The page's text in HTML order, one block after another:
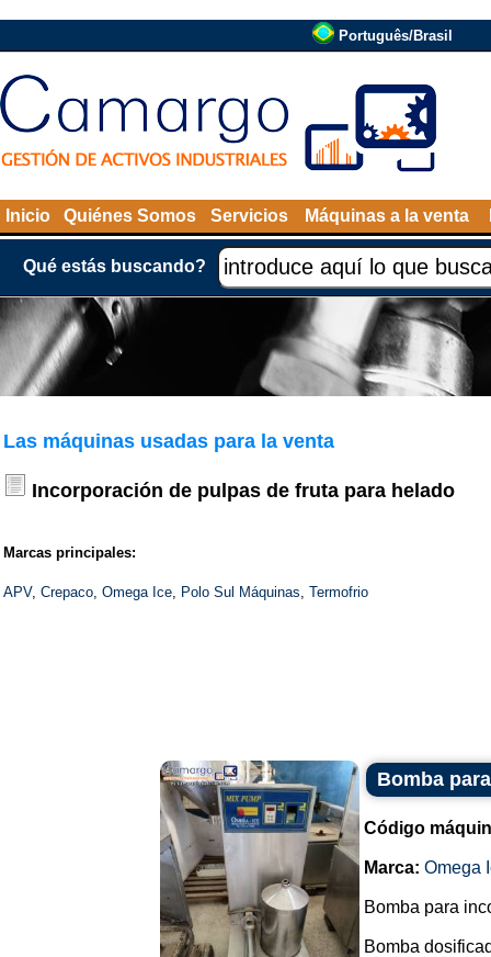
Português/Brasil
Inicio Quiénes Somos Servicios Máquinas a la venta
Qué estás buscando?
Las máquinas usadas para la venta
Incorporación de pulpas de fruta para helado
Marcas principales:
APV, Crepaco, Omega Ice, Polo Sul Máquinas, Termofrio
Bomba
Código
Marca: Omega
Bomba para
Bomba